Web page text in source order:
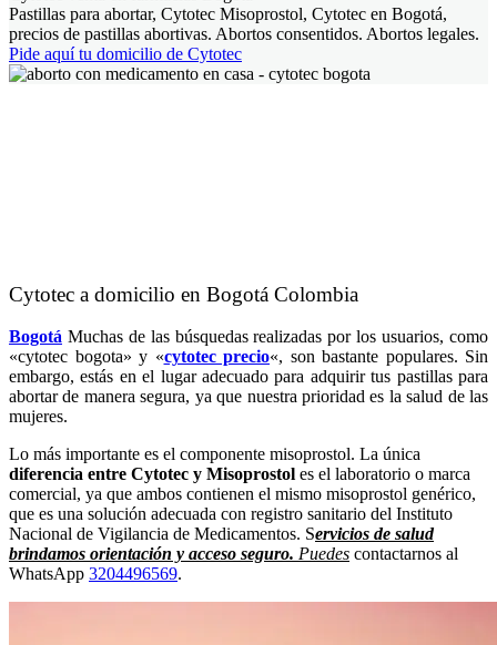
Pastillas para abortar, Cytotec Misoprostol, Cytotec en Bogotá,
precios de pastillas abortivas. Abortos consentidos. Abortos legales.
Pide aquí tu domicilio de Cytotec
Cytotec a domicilio en Bogotá Colombia
Bogotá Muchas de las búsquedas realizadas por los usuarios, como
«cytotec bogota» y «cytotec precio«, son bastante populares. Sin
embargo, estás en el lugar adecuado para adquirir tus pastillas para
abortar de manera segura, ya que nuestra prioridad es la salud de las
mujeres.
Lo más importante es el componente misoprostol. La única
diferencia entre Cytotec y Misoprostol es el laboratorio o marca
comercial, ya que ambos contienen el mismo misoprostol genérico,
que es una solución adecuada con registro sanitario del Instituto
Nacional de Vigilancia de Medicamentos. Servicios de salud
brindamos orientación y acceso seguro. Puedes contactarnos al
WhatsApp 3204496569.